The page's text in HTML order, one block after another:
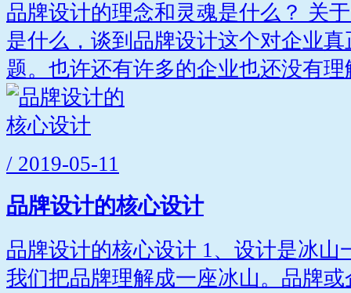
品牌设计的理念和灵魂是什么？ 关
是什么，谈到品牌设计这个对企业
题。也许还有许多的企业也还没有理
/ 2019-05-11
品牌设计的核心设计
品牌设计的核心设计 1、设计是冰山
我们把品牌理解成一座冰山。品牌